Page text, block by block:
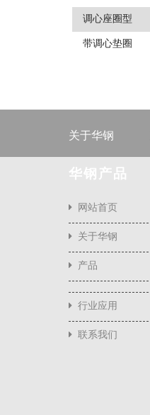
调心座圈型
带调心垫圈
关于华钢
华钢产品
网站首页
关于华钢
产品
行业应用
联系我们